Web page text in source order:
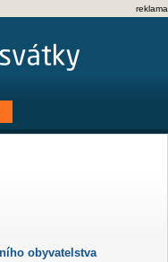
reklama
obyvatelstva